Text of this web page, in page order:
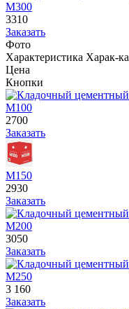
М300
3310
Заказать
Фото
Характеристика Харак-ка
Цена
Кнопки
М100
2700
Заказать
М150
2930
Заказать
М200
3050
Заказать
М250
3 160
Заказать